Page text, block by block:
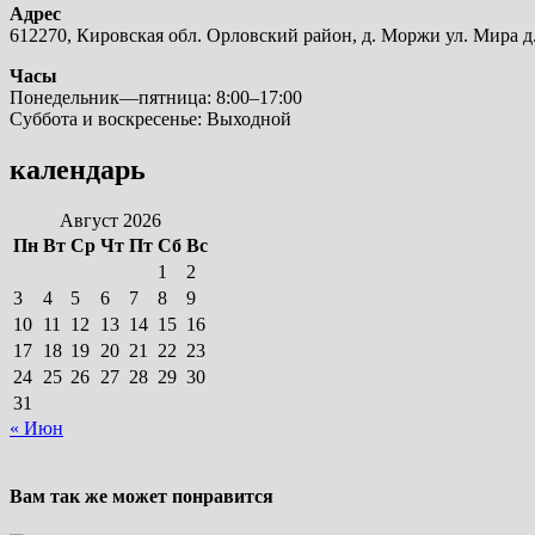
Адрес
612270, Кировская обл. Орловский район, д. Моржи ул. Мира
Часы
Понедельник—пятница: 8:00–17:00
Суббота и воскресенье: Выходной
календарь
Август 2026
Пн Вт Ср Чт Пт Сб Вс
1
2
3
4 5 6 7 8
9
10 11 12 13 14 15 16
17 18 19 20 21 22 23
24 25 26 27 28 29 30
31
« Июн
Вам так же может понравится